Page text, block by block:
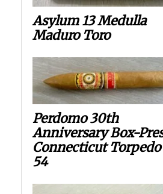
Asylum 13 Medulla
Maduro Toro
Perdomo 30th
Anniversary Box-
Connecticut Torpedo
54